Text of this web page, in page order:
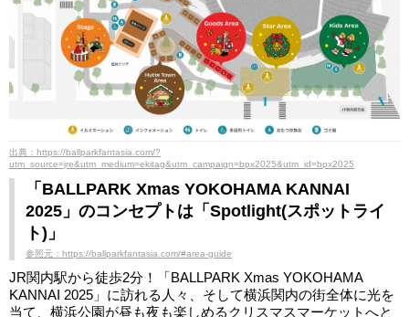
出典：https://ballparkfantasia.com/?
utm_source=jre&utm_medium=ekitag&utm_campaign=bpx2025&utm_id=bpx2025
「BALLPARK Xmas YOKOHAMA KANNAI
2025」のコンセプトは「Spotlight(スポットライ
ト)」
参照元：https://ballparkfantasia.com/#area-guide
JR関内駅から徒歩2分！「BALLPARK Xmas YOKOHAMA
KANNAI 2025」に訪れる人々、そして横浜関内の街全体に光を
当て、横浜公園が昼も夜も楽しめるクリスマスマーケットへと